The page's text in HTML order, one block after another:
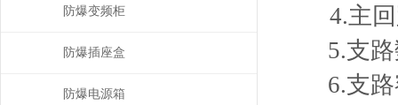
4.主回
5.支路
6.支路额
防爆变频柜
防爆插座盒
防爆电源箱